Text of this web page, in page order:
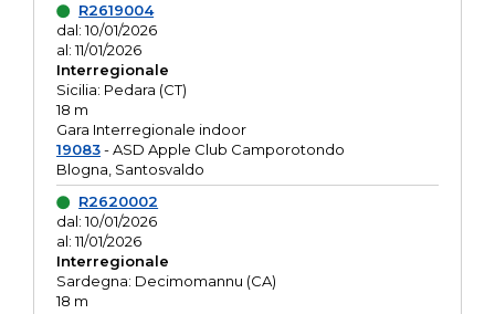
R2619004
dal: 10/01/2026
al: 11/01/2026
Interregionale
Sicilia: Pedara (CT)
18 m
Gara Interregionale indoor
19083- ASD Apple Club Camporotondo
Blogna, Santosvaldo
R2620002
dal: 10/01/2026
al: 11/01/2026
Interregionale
Sardegna: Decimomannu (CA)
18 m